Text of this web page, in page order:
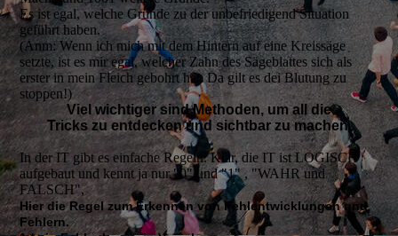
Es ist egal, welche Gründe zu der unbefriedigend Situation
geführt haben.
(Anm: Wenn ich mich mit dem Hintern auf eine Kreissäge
setzte, ist es mir egal, welcher Zahn des Sägeblattes sich als
erster in mein Fleich gebohrt hat. Da gilt es dei Blutung zu
stoppen!)
Viel wichtiger sind Methoden, um all die
Tricks zu entdecken und sichtbar zu machen.
In der IT gibt es einfache Regeln. Klar, die IT ist LOGISCH
aufgebaut und kennt ja nur "0" und "1" , "WAHR und
FALSCH",
Hier die Regel zum Erkennen von Fehlentwicklungen und
Fehlern.